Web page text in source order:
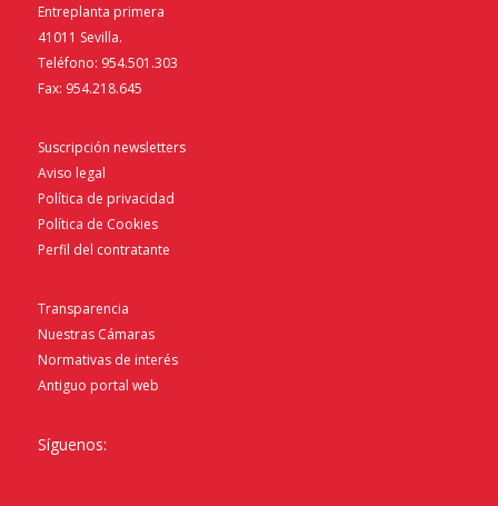
Entreplanta primera
41011 Sevilla.
Teléfono: 954.501.303
Fax: 954.218.645
Suscripción newsletters
Aviso legal
Política de privacidad
Política de Cookies
Perfil del contratante
Transparencia
Nuestras Cámaras
Normativas de interés
Antiguo portal web
Síguenos: